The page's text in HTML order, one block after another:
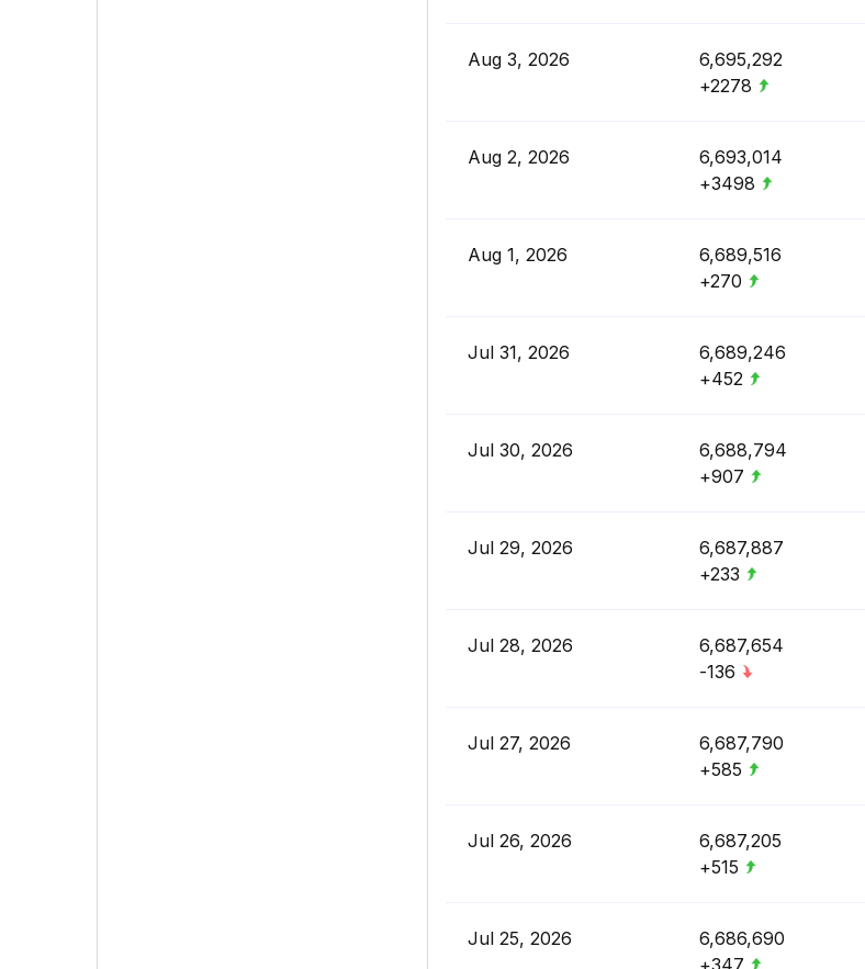
Aug 3, 2026
6,695,292
+2278
Aug 2, 2026
6,693,014
+3498
Aug 1, 2026
6,689,516
+270
Jul 31, 2026
6,689,246
+452
Jul 30, 2026
6,688,794
+907
Jul 29, 2026
6,687,887
+233
Jul 28, 2026
6,687,654
-136
Jul 27, 2026
6,687,790
+585
Jul 26, 2026
6,687,205
+515
Jul 25, 2026
6,686,690
+347